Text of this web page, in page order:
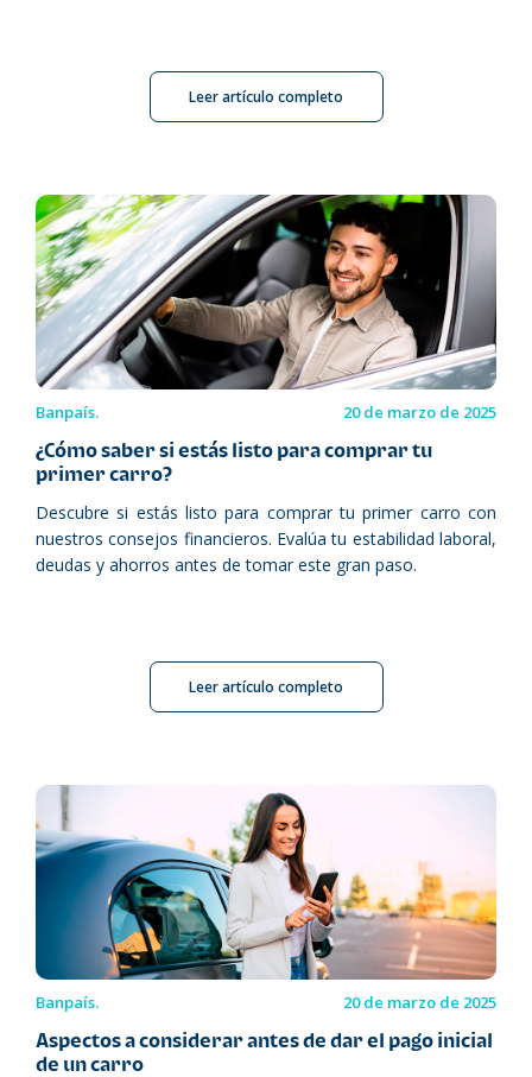
Leer artículo completo
Banpaís. 20 de marzo de 2025
¿Cómo saber si estás listo para comprar tu
primer carro?
Descubre si estás listo para comprar tu primer carro con
nuestros consejos financieros. Evalúa tu estabilidad laboral,
deudas y ahorros antes de tomar este gran paso.
Leer artículo completo
Banpaís. 20 de marzo de 2025
Aspectos a considerar antes de dar el pago inicial
de un carro